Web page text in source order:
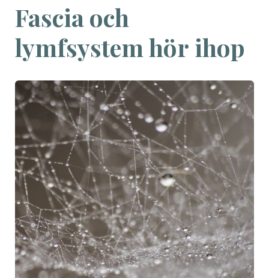
Fascia och
lymfsystem hör ihop